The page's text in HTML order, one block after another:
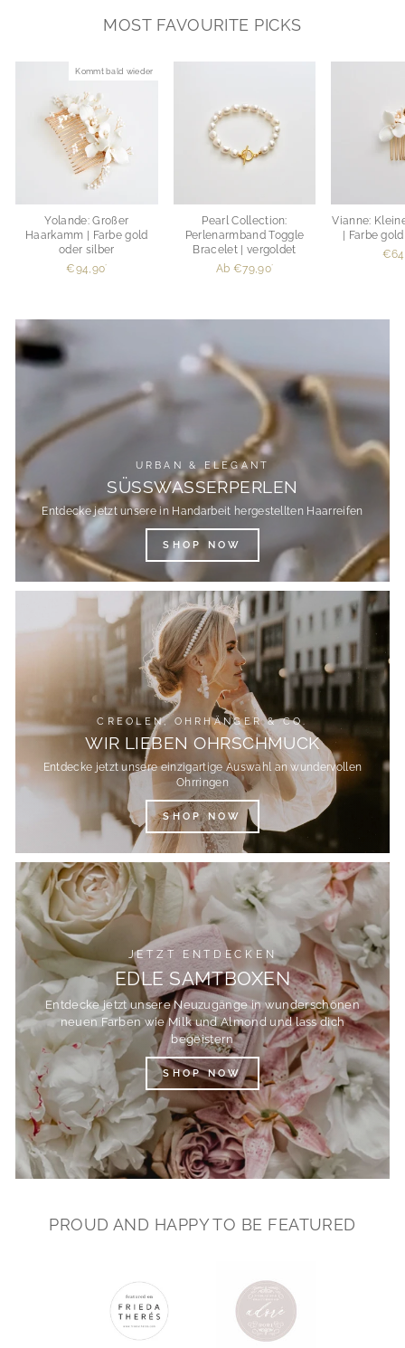
MOST FAVOURITE PICKS
Kommt bald wieder
Yolande: Großer
Haarkamm | Farbe gold
oder silber
€94,90*
Pearl Collection:
Perlenarmband Toggle
Bracelet | vergoldet
Ab €79,90*
Vianne:
| Farbe
URBAN & ELEGANT
SÜSSWASSERPERLEN
Entdecke jetzt unsere in Handarbeit hergestellten Haarreifen
SHOP NOW
CREOLEN, OHRHÄNGER & CO.
WIR LIEBEN OHRSCHMUCK
Entdecke jetzt unsere einzigartige Auswahl an wundervollen
Ohrringen
SHOP NOW
JETZT ENTDECKEN
EDLE SAMTBOXEN
Entdecke jetzt unsere Neuzugänge in wunderschönen
neuen Farben wie Milk und Almond und lass dich
begeistern
SHOP NOW
PROUD AND HAPPY TO BE FEATURED